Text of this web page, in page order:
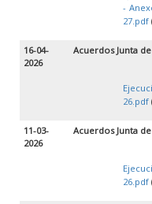
-
27.pdf
16-04-
2026
Acuerdos Junta
26.pdf
11-03-
2026
Acuerdos Junta
26.pdf